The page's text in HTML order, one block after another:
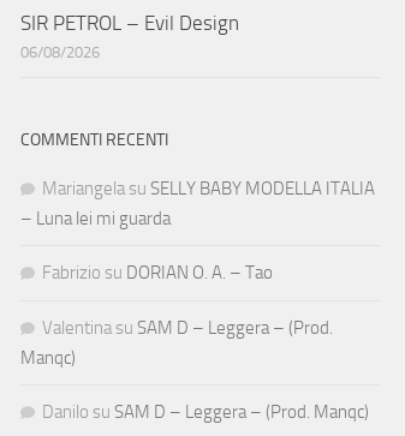
SIR PETROL – Evil Design
06/08/2026
COMMENTI RECENTI
Mariangela su SELLY BABY MODELLA ITALIA
– Luna lei mi guarda
Fabrizio su DORIAN O. A. – Tao
Valentina su SAM D – Leggera – (Prod.
Manqc)
Danilo su SAM D – Leggera – (Prod. Manqc)